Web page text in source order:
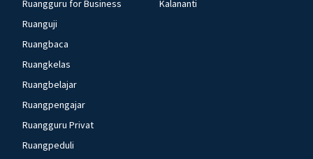
Ruangguru for Business
Ruanguji
Ruangbaca
Ruangkelas
Ruangbelajar
Ruangpengajar
Ruangguru Privat
Ruangpeduli
Kalananti